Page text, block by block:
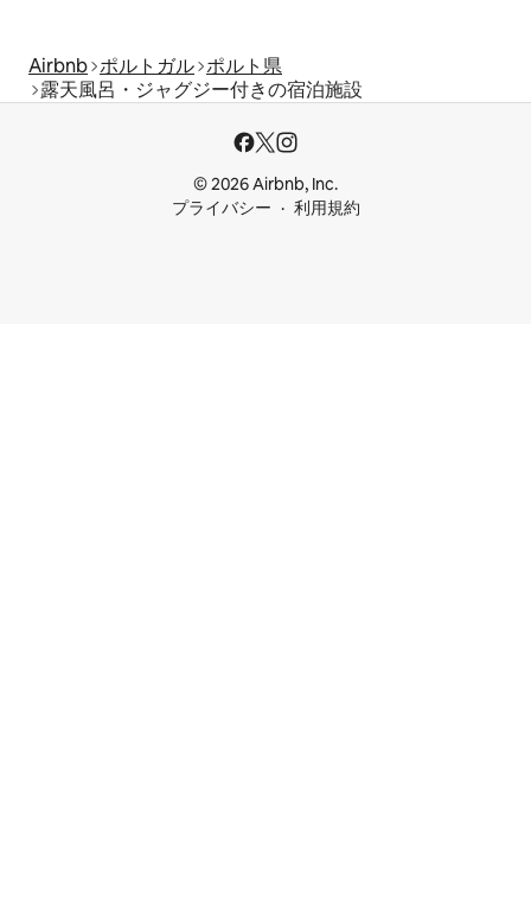
Airbnb ポルトガル ポルト県
露天風呂・ジャグジー付きの宿泊施設
© 2026 Airbnb, Inc.
プライバシー
利用規約